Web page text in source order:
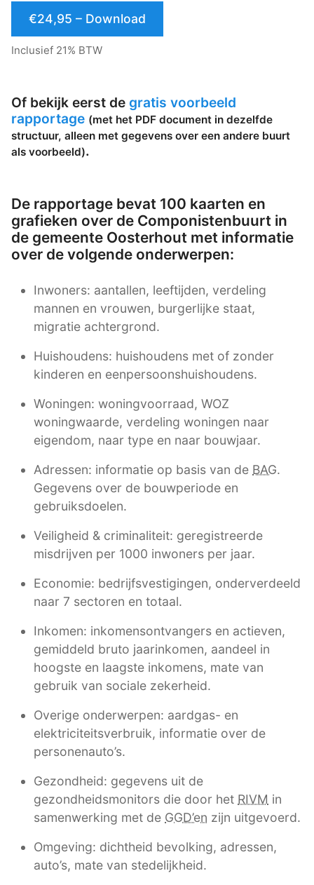
€24,95 – Download
Inclusief 21% BTW
Of bekijk eerst de gratis voorbeeld
rapportage (met het PDF document in dezelfde
structuur, alleen met gegevens over een andere buurt
als voorbeeld).
De rapportage bevat 100 kaarten en
grafieken over de Componistenbuurt in
de gemeente Oosterhout met informatie
over de volgende onderwerpen:
Inwoners: aantallen, leeftijden, verdeling
mannen en vrouwen, burgerlijke staat,
migratie achtergrond.
Huishoudens: huishoudens met of zonder
kinderen en eenpersoonshuishoudens.
Woningen: woningvoorraad, WOZ
woningwaarde, verdeling woningen naar
eigendom, naar type en naar bouwjaar.
Adressen: informatie op basis van de BAG.
Gegevens over de bouwperiode en
gebruiksdoelen.
Veiligheid & criminaliteit: geregistreerde
misdrijven per 1000 inwoners per jaar.
Economie: bedrijfsvestigingen, onderverdeeld
naar 7 sectoren en totaal.
Inkomen: inkomensontvangers en actieven,
gemiddeld bruto jaarinkomen, aandeel in
hoogste en laagste inkomens, mate van
gebruik van sociale zekerheid.
Overige onderwerpen: aardgas- en
elektriciteitsverbruik, informatie over de
personenauto’s.
Gezondheid: gegevens uit de
gezondheidsmonitors die door het RIVM in
samenwerking met de GGD’en zijn uitgevoerd.
Omgeving: dichtheid bevolking, adressen,
auto’s, mate van stedelijkheid.